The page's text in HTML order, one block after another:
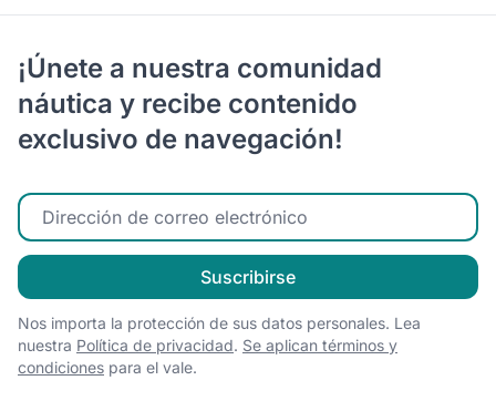
¡Únete a nuestra comunidad
náutica y recibe contenido
exclusivo de navegación!
Ingrese su correo electrónico
Suscribirse
Nos importa la protección de sus datos personales. Lea
nuestra Política de privacidad. Se aplican términos y
condiciones para el vale.